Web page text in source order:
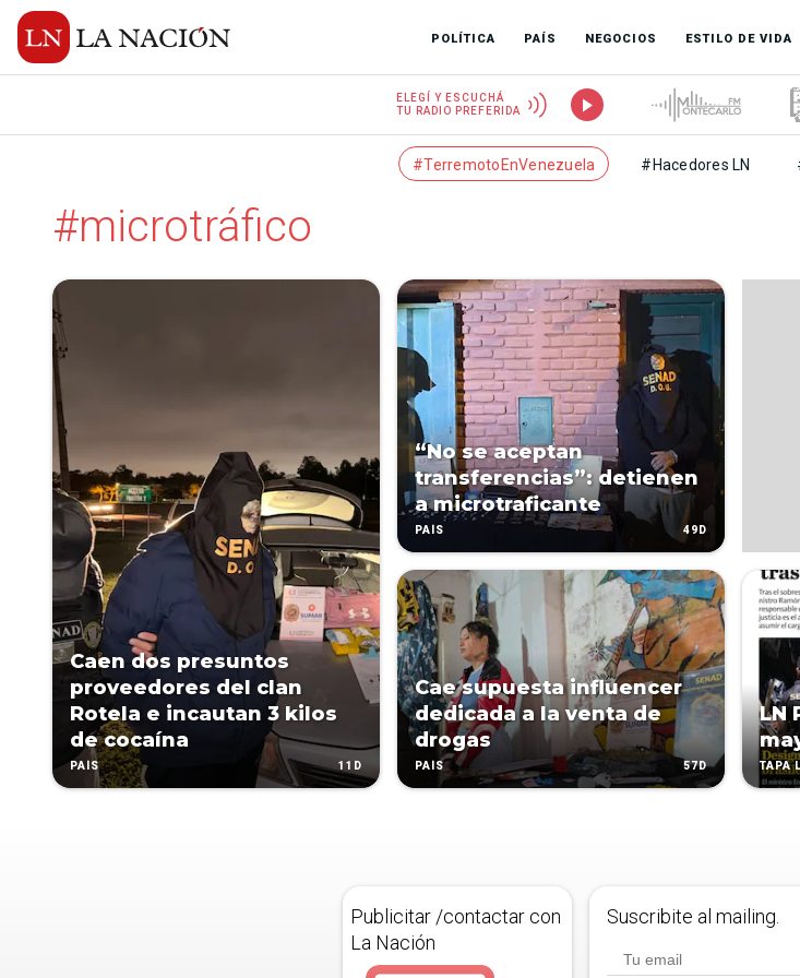
POLÍTICA PAÍS NEGOCIOS ESTILO DE VIDA
ELEGÍ Y ESCUCHÁ
TU RADIO PREFERIDA
#TerremotoEnVenezuela #Hacedores LN
#microtráfico
Caen dos presuntos
proveedores del clan
Rotela e incautan 3 kilos
de cocaína
PAÍS 11D
“No se aceptan
transferencias”: detienen
a microtraficante
PAÍS 49D
Cae supuesta influencer
dedicada a la venta de
drogas
PAÍS 57D
LN
TAPA
Publicitar /contactar con
La Nación
Suscribite al mailing.